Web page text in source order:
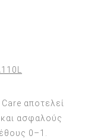
αποτελεί
και ασφαλούς
0–1.